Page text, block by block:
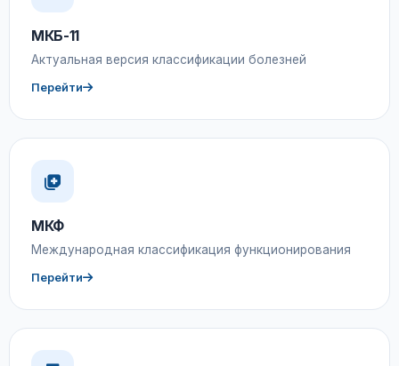
МКБ-11
Актуальная версия классификации болезней
Перейти
МКФ
Международная классификация функционирования
Перейти